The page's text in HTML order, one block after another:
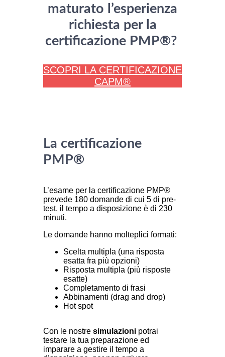
maturato l’esperienza
richiesta per la
certificazione PMP®?
SCOPRI LA CERTIFICAZIONE
CAPM®
La certificazione
PMP®
L’esame per la certificazione PMP®
prevede 180 domande di cui 5 di pre-
test, il tempo a disposizione è di 230
minuti.
Le domande hanno molteplici formati:
Scelta multipla (una risposta
esatta fra più opzioni)
Risposta multipla (più risposte
esatte)
Completamento di frasi
Abbinamenti (drag and drop)
Hot spot
Con le nostre simulazionipotrai
testare la tua preparazione ed
imparare a gestire il tempo a